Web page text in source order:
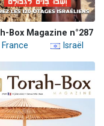
Box Magazine n°287
Israël